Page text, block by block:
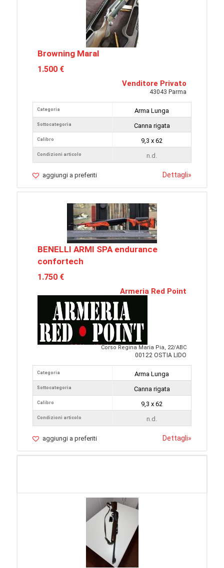
Browning Maral
1.500 €
Venditore Privato
43043 Parma
Categoria
Sottocategoria
Calibro
Condizioni articolo
Arma Lunga
Canna rigata
9,3 x 62
n.d.
aggiungi a preferiti Dettagli»
BENELLI ARMI SPA endurance
confortech
1.750 €
Armeria Red Point
Corso Regina Maria Pia, 22/ABC
00122 OSTIA LIDO
Categoria
Sottocategoria
Calibro
Condizioni articolo
Arma Lunga
Canna rigata
9,3 x 62
n.d.
aggiungi a preferiti Dettagli»